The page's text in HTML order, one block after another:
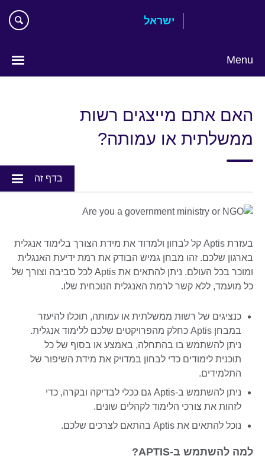
ישראל
Menu
language
האם אתם מייצגים רשות
ממשלתית או עמותה?
בדף זה
בעזרת Aptis קל לבחון ולמדוד את מידת הצורך בלימוד אנגלית
בארגון שלכם. זהו מבחן גמיש הבודק את רמת ידיעת האנגלית
ומוכר בכל העולם. ניתן להתאים את Aptis לכל סביבה וצורך של
כל מועמד, ללא קשר לרמת האנגלית הנוכחית שלו.
כנציגים של רשות ממשלתית או עמותה, תוכלו להיעזר
במבחן Aptis כחלק מהפרויקטים שלכם ללימוד אנגלית.
ניתן להשתמש בו בהתחלה, באמצע או בסוף של כל
תוכנית לימודים כדי לבחון במדויק את מידת השיפור של
התלמידים.
ניתן להשתמש ב-Aptis גם ככלי לבדיקה ובקרה, כדי
לזהות את צורכי הלימוד לקהלים שונים.
נוכל להתאים את Aptis בהתאם לצרכים שלכם.
למה להשתמש ב-APTIS?